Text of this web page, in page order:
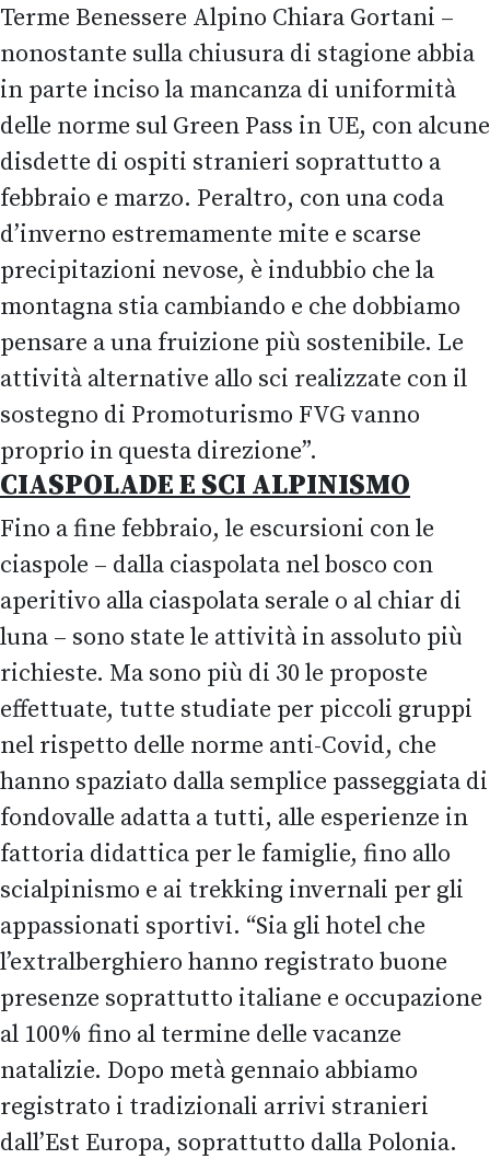
Terme Benessere Alpino Chiara Gortani –
nonostante sulla chiusura di stagione abbia
in parte inciso la mancanza di uniformità
delle norme sul Green Pass in UE, con alcune
disdette di ospiti stranieri soprattutto a
febbraio e marzo. Peraltro, con una coda
d’inverno estremamente mite e scarse
precipitazioni nevose, è indubbio che la
montagna stia cambiando e che dobbiamo
pensare a una fruizione più sostenibile. Le
attività alternative allo sci realizzate con il
sostegno di Promoturismo FVG vanno
proprio in questa direzione”.
CIASPOLADE E SCI ALPINISMO
Fino a fine febbraio, le escursioni con le
ciaspole – dalla ciaspolata nel bosco con
aperitivo alla ciaspolata serale o al chiar di
luna – sono state le attività in assoluto più
richieste. Ma sono più di 30 le proposte
effettuate, tutte studiate per piccoli gruppi
nel rispetto delle norme anti-Covid, che
hanno spaziato dalla semplice passeggiata di
fondovalle adatta a tutti, alle esperienze in
fattoria didattica per le famiglie, fino allo
scialpinismo e ai trekking invernali per gli
appassionati sportivi. “Sia gli hotel che
l’extralberghiero hanno registrato buone
presenze soprattutto italiane e occupazione
al 100% fino al termine delle vacanze
natalizie. Dopo metà gennaio abbiamo
registrato i tradizionali arrivi stranieri
dall’Est Europa, soprattutto dalla Polonia.